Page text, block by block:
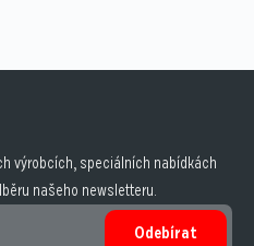
výrobcích, speciálních nabídkách
našeho newsletteru.
Odebírat